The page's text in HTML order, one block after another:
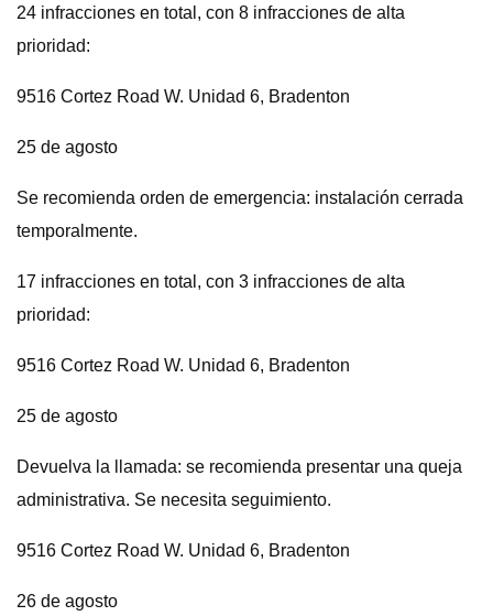
24 infracciones en total, con 8 infracciones de alta
prioridad:
9516 Cortez Road W. Unidad 6, Bradenton
25 de agosto
Se recomienda orden de emergencia: instalación cerrada
temporalmente.
17 infracciones en total, con 3 infracciones de alta
prioridad:
9516 Cortez Road W. Unidad 6, Bradenton
25 de agosto
Devuelva la llamada: se recomienda presentar una queja
administrativa. Se necesita seguimiento.
9516 Cortez Road W. Unidad 6, Bradenton
26 de agosto